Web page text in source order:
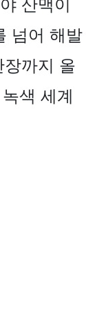
산맥이
넘어 해발
까지 올
색 세계